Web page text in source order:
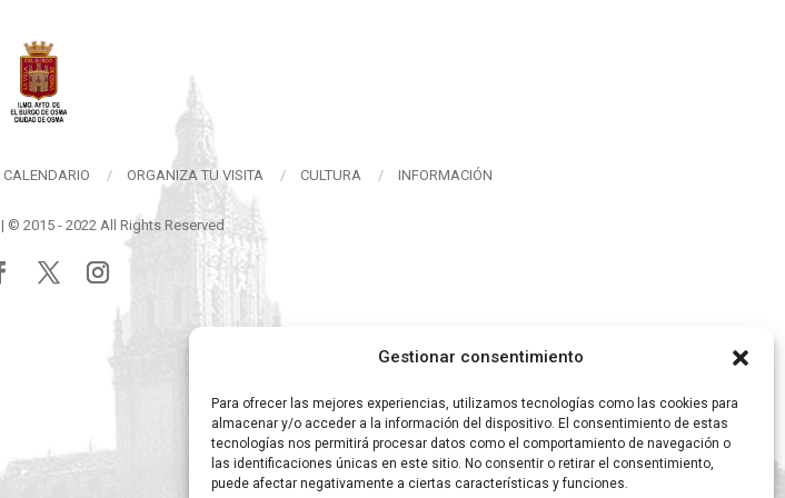
Gestionar consentimiento
Para ofrecer las mejores experiencias, utilizamos tecnologías como las cookies para
almacenar y/o acceder a la información del dispositivo. El consentimiento de estas
tecnologías nos permitirá procesar datos como el comportamiento de navegación o
las identificaciones únicas en este sitio. No consentir o retirar el consentimiento,
puede afectar negativamente a ciertas características y funciones.
CALENDARIO ORGANIZA TU VISITA CULTURA INFORMACIÓN
| © 2015 - 2022 All Rights Reserved